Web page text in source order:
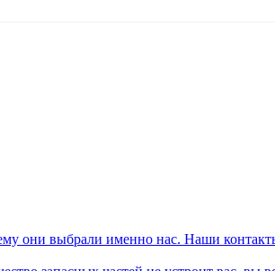
они выбрали именно нас. Наши